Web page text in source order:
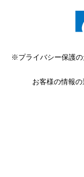
※プライバシー保護
お客様の情報の